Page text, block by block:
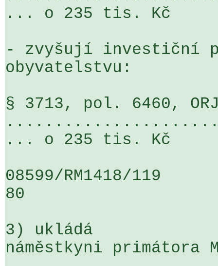
... o 235 tis. Kč
- zvyšují investiční
obyvatelstvu:
§ 3713, pol. 6460,
... o 235 tis. Kč
08599/RM1418/
80
3) ukládá
náměstkyni primátora